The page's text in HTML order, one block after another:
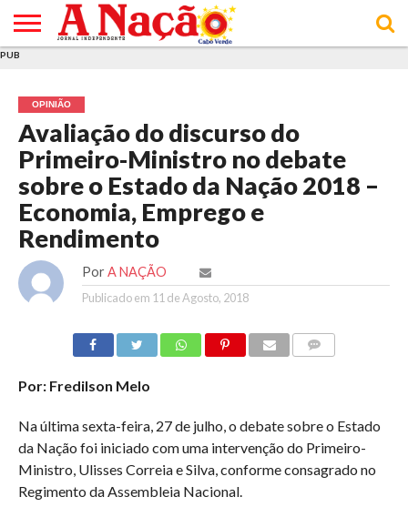
E DE
COOKIES
DE
UTILIZAÇÃO
PUB
OPINIÃO
Avaliação do discurso do
Primeiro-Ministro no debate
sobre o Estado da Nação 2018 –
Economia, Emprego e
Rendimento
Por A NAÇÃO
Publicado em 11 de Agosto, 2018
Por: Fredilson Melo
Na última sexta-feira, 27 de julho, o debate sobre o Estado
da Nação foi iniciado com uma intervenção do Primeiro-
Ministro, Ulisses Correia e Silva, conforme consagrado no
Regimento da Assembleia Nacional.